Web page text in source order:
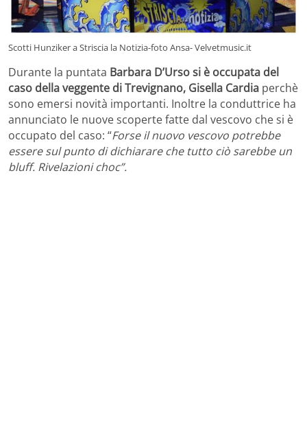
Scotti Hunziker a Striscia la Notizia-foto Ansa- Velvetmusic.it
Durante la puntata Barbara D’Urso si è occupata del
caso della veggente di Trevignano, Gisella Cardia perchè
sono emersi novità importanti. Inoltre la conduttrice ha
annunciato le nuove scoperte fatte dal vescovo che si è
occupato del caso: “Forse il nuovo vescovo potrebbe
essere sul punto di dichiarare che tutto ciò sarebbe un
bluff. Rivelazioni choc”.